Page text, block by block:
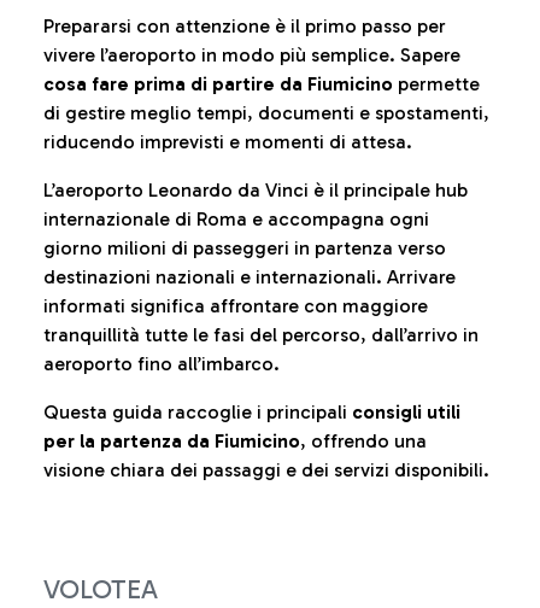
Prepararsi con attenzione è il primo passo per
vivere l’aeroporto in modo più semplice. Sapere
cosa fare prima di partire da Fiumicino permette
di gestire meglio tempi, documenti e spostamenti,
riducendo imprevisti e momenti di attesa.
L’aeroporto Leonardo da Vinci è il principale hub
internazionale di Roma e accompagna ogni
giorno milioni di passeggeri in partenza verso
destinazioni nazionali e internazionali. Arrivare
informati significa affrontare con maggiore
tranquillità tutte le fasi del percorso, dall’arrivo in
aeroporto fino all’imbarco.
Questa guida raccoglie i principali consigli utili
per la partenza da Fiumicino, offrendo una
visione chiara dei passaggi e dei servizi disponibili.
VOLOTEA